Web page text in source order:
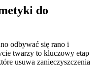
do
odbywać się rano i
twarzy to kluczowy etap
usuwa zanieczyszczenia